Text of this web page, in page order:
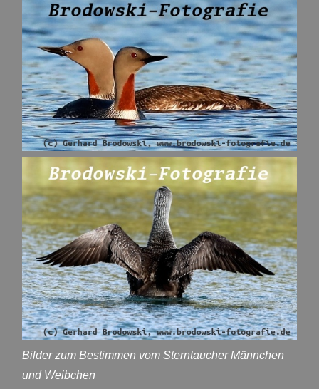
Bilder zum Bestimmen vom Sterntaucher Männchen
und Weibchen